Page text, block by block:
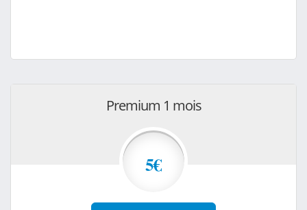
Premium 1 mois
5€